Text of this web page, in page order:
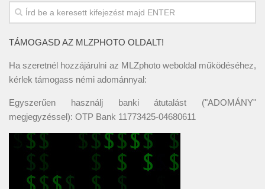
TÁMOGASD AZ MLZPHOTO OLDALT!
Ha szeretnél hozzájárulni az MLZphoto weboldal működéséhez,
kérlek támogass némi adománnyal:
Egyszerűen használj banki átutalást ("ADOMÁNY"
megjegyzéssel): OTP Bank 11773425-04680611